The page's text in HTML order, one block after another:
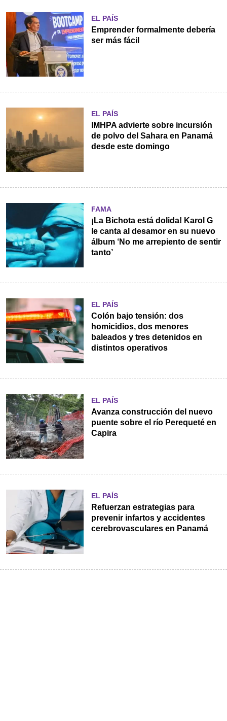
EL PAÍS
Emprender formalmente debería
ser más fácil
EL PAÍS
IMHPA advierte sobre incursión
de polvo del Sahara en Panamá
desde este domingo
FAMA
¡La Bichota está dolida! Karol G
le canta al desamor en su nuevo
álbum ‘No me arrepiento de sentir
tanto’
EL PAÍS
Colón bajo tensión: dos
homicidios, dos menores
baleados y tres detenidos en
distintos operativos
EL PAÍS
Avanza construcción del nuevo
puente sobre el río Perequeté en
Capira
EL PAÍS
Refuerzan estrategias para
prevenir infartos y accidentes
cerebrovasculares en Panamá